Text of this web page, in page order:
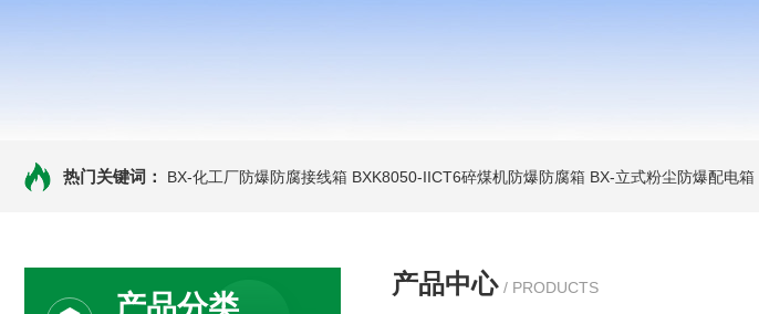
热门关键词： BX-化工厂防爆防腐接线箱 BXK8050-IICT6碎煤机防爆防腐箱 BX-立式粉尘防爆配电箱
产品分类
产品中心 / PRODUCTS